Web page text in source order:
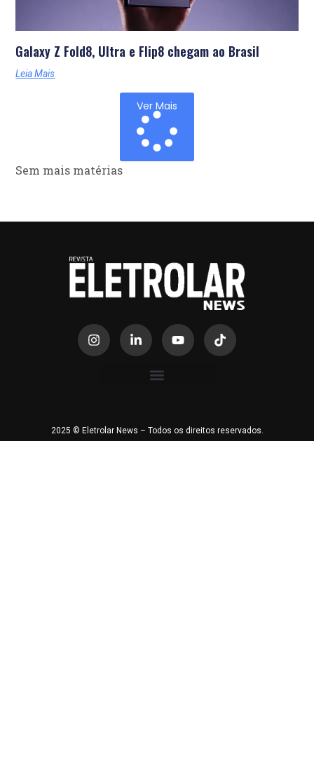
Galaxy Z Fold8, Ultra e Flip8 chegam ao Brasil
Leia Mais
Ver Mais
Sem mais matérias
2025 © Eletrolar News – Todos os direitos reservados.